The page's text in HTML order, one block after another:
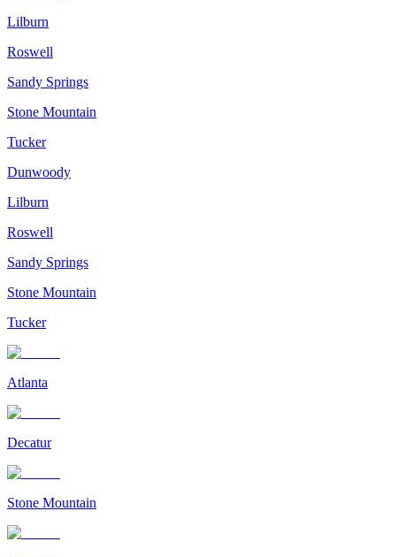
Lilburn
Roswell
Sandy Springs
Stone Mountain
Tucker
Dunwoody
Lilburn
Roswell
Sandy Springs
Stone Mountain
Tucker
Atlanta
Decatur
Stone Mountain